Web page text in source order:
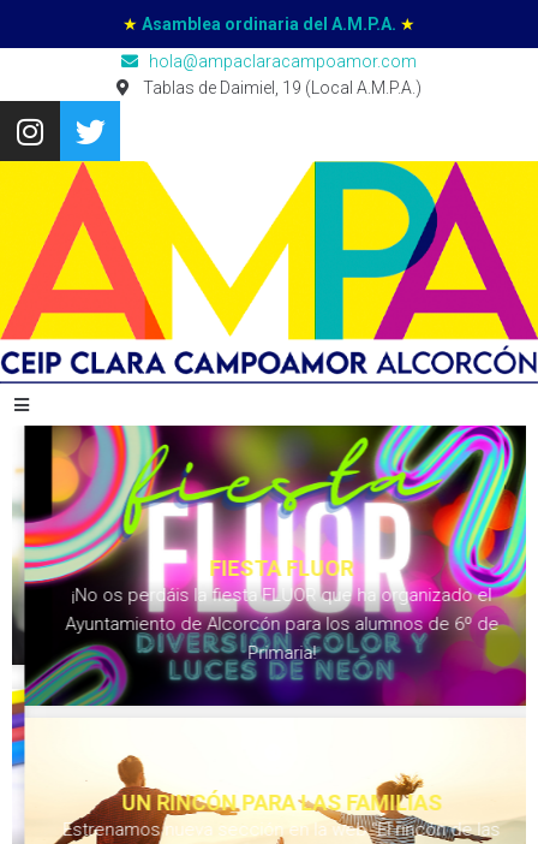
★ Asamblea ordinaria del A.M.P.A. ★
hola@ampaclaracampoamor.com
Tablas de Daimiel, 19 (Local A.M.P.A.)
FIESTA FLUOR
¡No os perdáis la fiesta FLUOR que ha organizado el
Ayuntamiento de Alcorcón para los alumnos de 6º de
Primaria!
UN RINCÓN PARA LAS FAMILIAS
Estrenamos nueva sección en la web “El rincón de las